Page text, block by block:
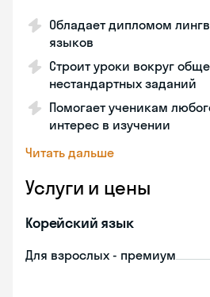
Обладает дипломом
языков
Строит уроки вокруг
нестандартных заданий
Помогает ученикам
интерес в изучении
Читать дальше
Услуги и цены
Корейский язык
Для взрослых - премиум